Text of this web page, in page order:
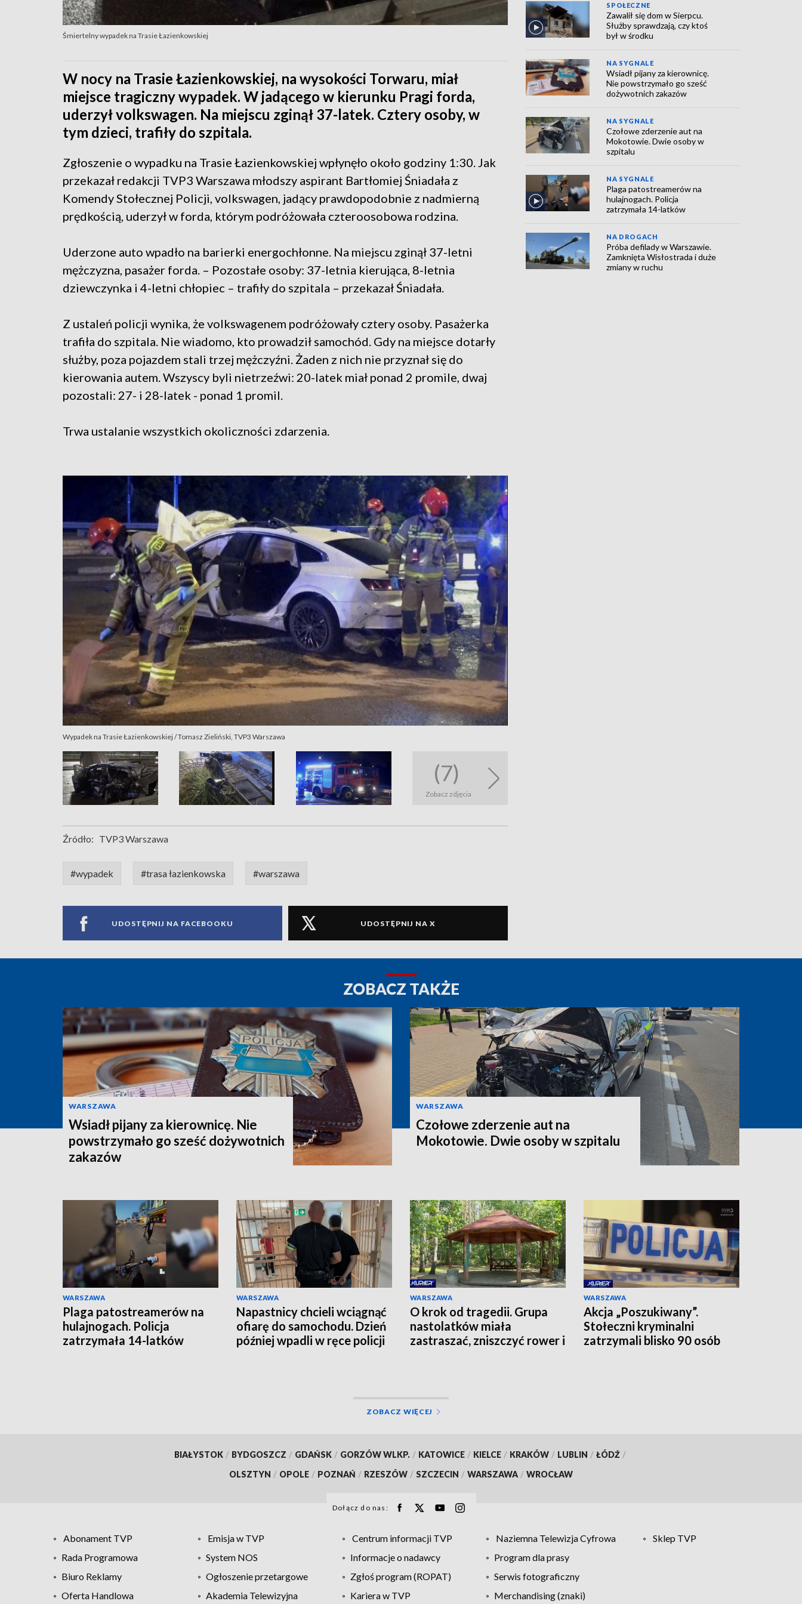
Śmiertelny wypadek na Trasie Łazienkowskiej
W nocy na Trasie Łazienkowskiej, na wysokości Torwaru, miał
miejsce tragiczny wypadek. W jadącego w kierunku Pragi forda,
uderzył volkswagen. Na miejscu zginął 37-latek. Cztery osoby, w
tym dzieci, trafiły do szpitala.
Zgłoszenie o wypadku na Trasie Łazienkowskiej wpłynęło około godziny 1:30. Jak
przekazał redakcji TVP3 Warszawa młodszy aspirant Bartłomiej Śniadała z
Komendy Stołecznej Policji, volkswagen, jadący prawdopodobnie z nadmierną
prędkością, uderzył w forda, którym podróżowała czteroosobowa rodzina.
Uderzone auto wpadło na barierki energochłonne. Na miejscu zginął 37-letni
mężczyzna, pasażer forda. – Pozostałe osoby: 37-letnia kierująca, 8-letnia
dziewczynka i 4-letni chłopiec – trafiły do szpitala – przekazał Śniadała.
Z ustaleń policji wynika, że volkswagenem podróżowały cztery osoby. Pasażerka
trafiła do szpitala. Nie wiadomo, kto prowadził samochód. Gdy na miejsce dotarły
służby, poza pojazdem stali trzej mężczyźni. Żaden z nich nie przyznał się do
kierowania autem. Wszyscy byli nietrzeźwi: 20-latek miał ponad 2 promile, dwaj
pozostali: 27- i 28-latek - ponad 1 promil.
Trwa ustalanie wszystkich okoliczności zdarzenia.
Wypadek na Trasie Łazienkowskiej / Tomasz Zieliński, TVP3 Warszawa
(7)
Zobacz zdjęcia
Źródło: TVP3 Warszawa
#wypadek #trasa łazienkowska #warszawa
UDOSTĘPNIJ NA FACEBOOKU UDOSTĘPNIJ NA X
SPOŁECZNE
Zawalił się dom w Sierpcu.
Służby sprawdzają, czy ktoś
był w środku
NA SYGNALE
Wsiadł pijany za kierownicę.
Nie powstrzymało go sześć
dożywotnich zakazów
NA SYGNALE
Czołowe zderzenie aut na
Mokotowie. Dwie osoby w
szpitalu
NA SYGNALE
Plaga patostreamerów na
hulajnogach. Policja
zatrzymała 14-latków
NA DROGACH
Próba defilady w Warszawie.
Zamknięta Wisłostrada i duże
zmiany w ruchu
ZOBACZ TAKŻE
WARSZAWA
Wsiadł pijany za kierownicę. Nie
powstrzymało go sześć dożywotnich
zakazów
WARSZAWA
Czołowe zderzenie aut na
Mokotowie. Dwie osoby w szpitalu
WARSZAWA
Plaga patostreamerów na
hulajnogach. Policja
zatrzymała 14-latków
WARSZAWA
Napastnicy chcieli wciągnąć
ofiarę do samochodu. Dzień
później wpadli w ręce policji
WARSZAWA
O krok od tragedii. Grupa
nastolatków miała
zastraszać, zniszczyć rower i
WARSZAWA
Akcja „Poszukiwany”.
Stołeczni kryminalni
zatrzymali blisko 90 osób
ZOBACZ WIĘCEJ
BIAŁYSTOK / BYDGOSZCZ / GDAŃSK / GORZÓW WLKP. / KATOWICE / KIELCE / KRAKÓW / LUBLIN / ŁÓDŹ /
OLSZTYN / OPOLE / POZNAŃ / RZESZÓW / SZCZECIN / WARSZAWA / WROCŁAW
Dołącz do nas:
Abonament TVP Emisja w TVP Centrum informacji TVP Naziemna Telewizja Cyfrowa
Sklep TVP
Rada Programowa
System NOS Informacje o nadawcy
Program dla prasy
Biuro Reklamy
Ogłoszenie przetargowe Zgłoś program (ROPAT)
Serwis fotograficzny
Oferta Handlowa
Akademia Telewizyjna Kariera w TVP Merchandising (znaki)